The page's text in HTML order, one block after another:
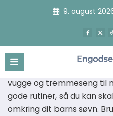
9. august
Baby og
Her finder du viden, der
nemmere at være
barn ved sengetid. Vi
vugge og tremmeseng til
gode rutiner, så du kan
omkring dit barns søvn.